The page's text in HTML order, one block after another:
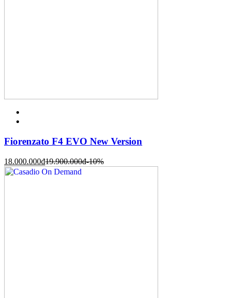
Fiorenzato F4 EVO New Version
18.000.000đ19.900.000đ-10%